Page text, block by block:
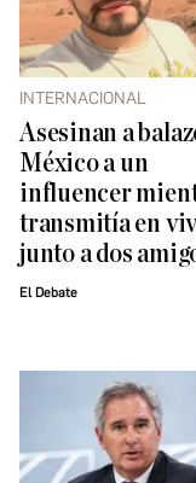
INTERNACIONAL
Asesinan a
México a un
influencer
transmitía en
junto a dos
El Debate